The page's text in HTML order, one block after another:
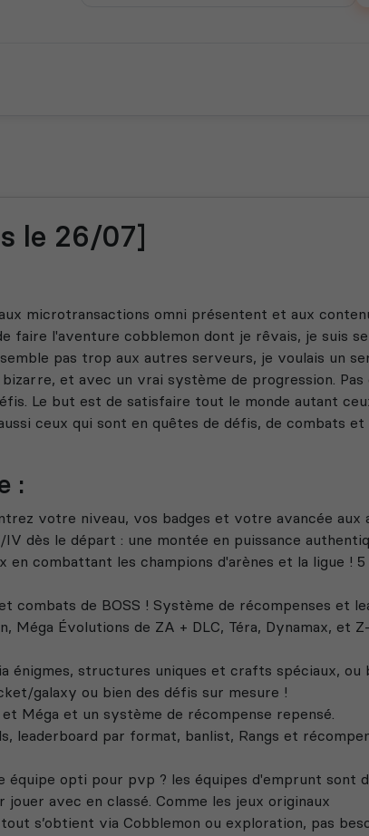
le 26/07]
microtransactions omni présentent et aux
faire l'aventure cobblemon dont je rêvais, je suis
pas trop aux autres serveurs, je voulais un
et avec un vrai système de progression.
Le but est de satisfaire tout le monde autant
ceux qui sont en quêtes de défis, de combats et
:
votre niveau, vos badges et votre avancée aux
dès le départ : une montée en puissance
en combattant les champions d'arènes et la ligue !
combats de BOSS ! Système de récompenses et
Méga Évolutions de ZA + DLC, Téra, Dynamax, et
énigmes, structures uniques et crafts spéciaux, ou
galaxy ou bien des défis sur mesure !
Méga et un système de récompense repensé.
leaderboard par format, banlist, Rangs et
équipe opti pour pvp ? les équipes d'emprunt sont
avec en classé. Comme les jeux originaux
s’obtient via Cobblemon ou exploration, pas